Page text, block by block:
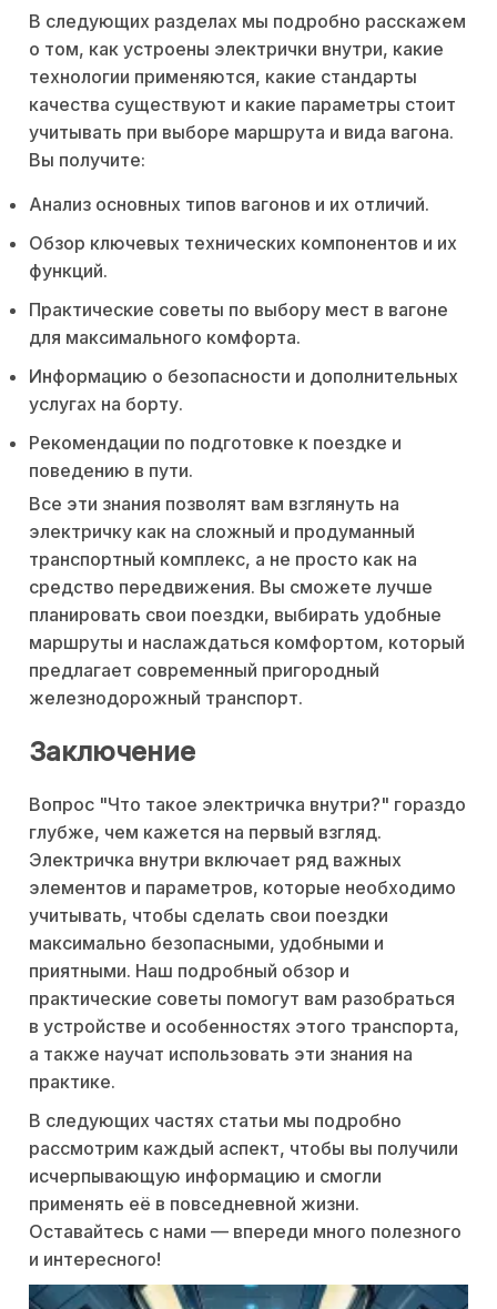
В следующих разделах мы подробно расскажем
о том, как устроены электрички внутри, какие
технологии применяются, какие стандарты
качества существуют и какие параметры стоит
учитывать при выборе маршрута и вида вагона.
Вы получите:
Анализ основных типов вагонов и их отличий.
Обзор ключевых технических компонентов и их
функций.
Практические советы по выбору мест в вагоне
для максимального комфорта.
Информацию о безопасности и дополнительных
услугах на борту.
Рекомендации по подготовке к поездке и
поведению в пути.
Все эти знания позволят вам взглянуть на
электричку как на сложный и продуманный
транспортный комплекс, а не просто как на
средство передвижения. Вы сможете лучше
планировать свои поездки, выбирать удобные
маршруты и наслаждаться комфортом, который
предлагает современный пригородный
железнодорожный транспорт.
Заключение
Вопрос "Что такое электричка внутри?" гораздо
глубже, чем кажется на первый взгляд.
Электричка внутри включает ряд важных
элементов и параметров, которые необходимо
учитывать, чтобы сделать свои поездки
максимально безопасными, удобными и
приятными. Наш подробный обзор и
практические советы помогут вам разобраться
в устройстве и особенностях этого транспорта,
а также научат использовать эти знания на
практике.
В следующих частях статьи мы подробно
рассмотрим каждый аспект, чтобы вы получили
исчерпывающую информацию и смогли
применять её в повседневной жизни.
Оставайтесь с нами — впереди много полезного
и интересного!